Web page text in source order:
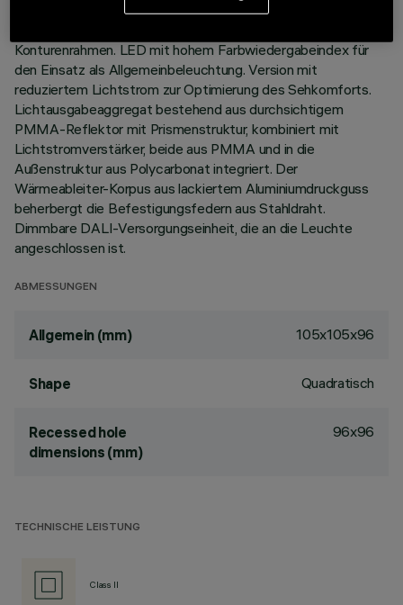
Konturenrahmen. LED mit hohem Farbwiedergabeindex für
den Einsatz als Allgemeinbeleuchtung. Version mit
reduziertem Lichtstrom zur Optimierung des Sehkomforts.
Lichtausgabeaggregat bestehend aus durchsichtigem
PMMA-Reflektor mit Prismenstruktur, kombiniert mit
Lichtstromverstärker, beide aus PMMA und in die
Außenstruktur aus Polycarbonat integriert. Der
Wärmeableiter-Korpus aus lackiertem Aluminiumdruckguss
beherbergt die Befestigungsfedern aus Stahldraht.
Dimmbare DALI-Versorgungseinheit, die an die Leuchte
angeschlossen ist.
ABMESSUNGEN
Allgemein (mm) 105x105x96
Shape Quadratisch
Recessed hole
dimensions (mm)
96x96
TECHNISCHE LEISTUNG
Class II